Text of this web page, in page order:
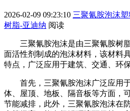
2026-02-09 09:23:10 三聚氰胺泡沫
树脂-亚迪纳 阅读
三聚氰胺泡沫是由三聚氰胺树脂
面活性剂制成的泡沫材料，该材料
特点，广泛应用于建筑、交通、环
首先，三聚氰胺泡沫广泛应用于
体、屋顶、地板、隔音板等方面，
节能减排，此外，三聚氰胺泡沫在